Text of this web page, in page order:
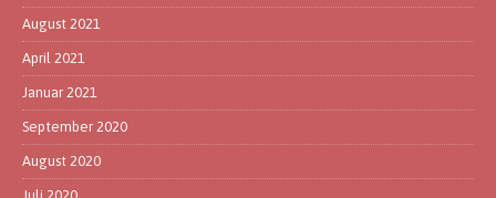
August 2021
April 2021
Januar 2021
September 2020
August 2020